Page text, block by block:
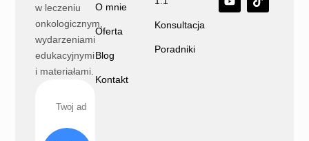
w leczeniu
onkologicznym,
wydarzeniami
edukacyjnymi
i materiałami.
O mnie
Oferta
Blog
Kontakt
Konsultacja
Poradniki